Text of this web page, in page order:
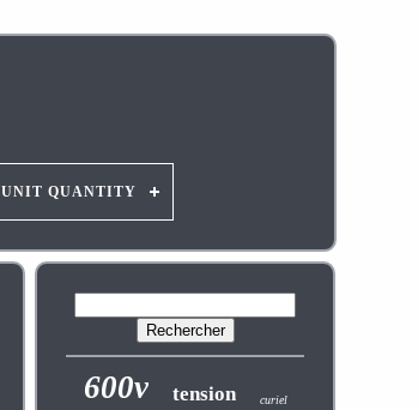
UNIT QUANTITY
600v tension curiel